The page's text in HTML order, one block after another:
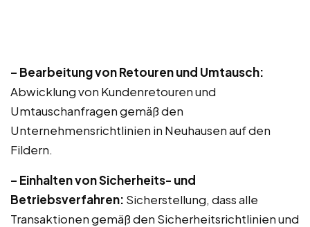
– Bearbeitung von Retouren und Umtausch:
Abwicklung von Kundenretouren und
Umtauschanfragen gemäß den
Unternehmensrichtlinien in Neuhausen auf den
Fildern.
– Einhalten von Sicherheits- und
Betriebsverfahren: Sicherstellung, dass alle
Transaktionen gemäß den Sicherheitsrichtlinien und